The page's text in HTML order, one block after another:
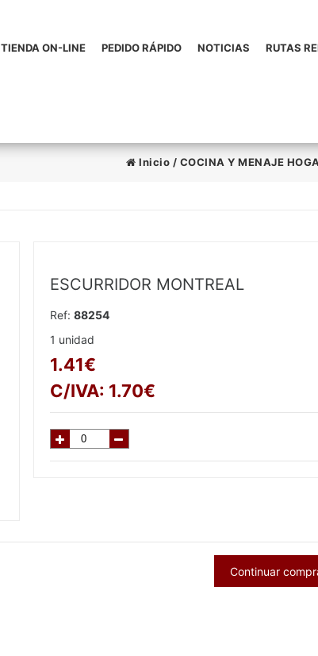
TIENDA ON-LINE PEDIDO RÁPIDO NOTICIAS RUTAS
Inicio / COCINA Y MENAJE
ESCURRIDOR MONTREAL
Ref: 88254
1 unidad
1.41€
C/IVA: 1.70€
Continuar